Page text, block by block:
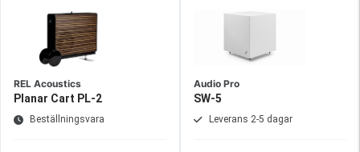
REL Acoustics
Planar Cart PL-2
Beställningsvara
Audio Pro
SW-5
Leverans 2-5 dagar